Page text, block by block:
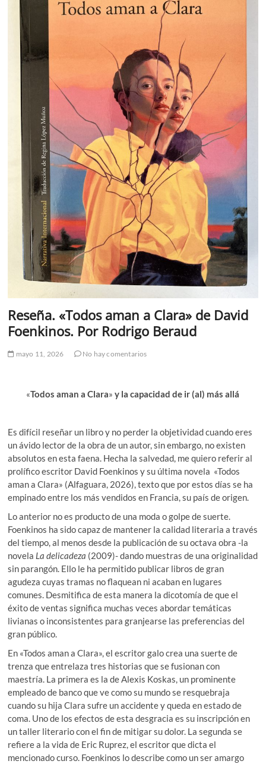
Reseña. «Todos aman a Clara» de David
Foenkinos. Por Rodrigo Beraud
mayo 11, 2026 No hay comentarios
«Todos aman a Clara» y la capacidad de ir (al) más allá
Es difícil reseñar un libro y no perder la objetividad cuando eres
un ávido lector de la obra de un autor, sin embargo, no existen
absolutos en esta faena. Hecha la salvedad, me quiero referir al
prolífico escritor David Foenkinos y su última novela «Todos
aman a Clara» (Alfaguara, 2026), texto que por estos días se ha
empinado entre los más vendidos en Francia, su país de origen.
Lo anterior no es producto de una moda o golpe de suerte.
Foenkinos ha sido capaz de mantener la calidad literaria a través
del tiempo, al menos desde la publicación de su octava obra -la
novela La delicadeza (2009)- dando muestras de una originalidad
sin parangón. Ello le ha permitido publicar libros de gran
agudeza cuyas tramas no flaquean ni acaban en lugares
comunes. Desmitifica de esta manera la dicotomía de que el
éxito de ventas significa muchas veces abordar temáticas
livianas o inconsistentes para granjearse las preferencias del
gran público.
En «Todos aman a Clara», el escritor galo crea una suerte de
trenza que entrelaza tres historias que se fusionan con
maestría. La primera es la de Alexis Koskas, un prominente
empleado de banco que ve como su mundo se resquebraja
cuando su hija Clara sufre un accidente y queda en estado de
coma. Uno de los efectos de esta desgracia es su inscripción en
un taller literario con el fin de mitigar su dolor. La segunda se
refiere a la vida de Eric Ruprez, el escritor que dicta el
mencionado curso. Foenkinos lo describe como un ser amargo